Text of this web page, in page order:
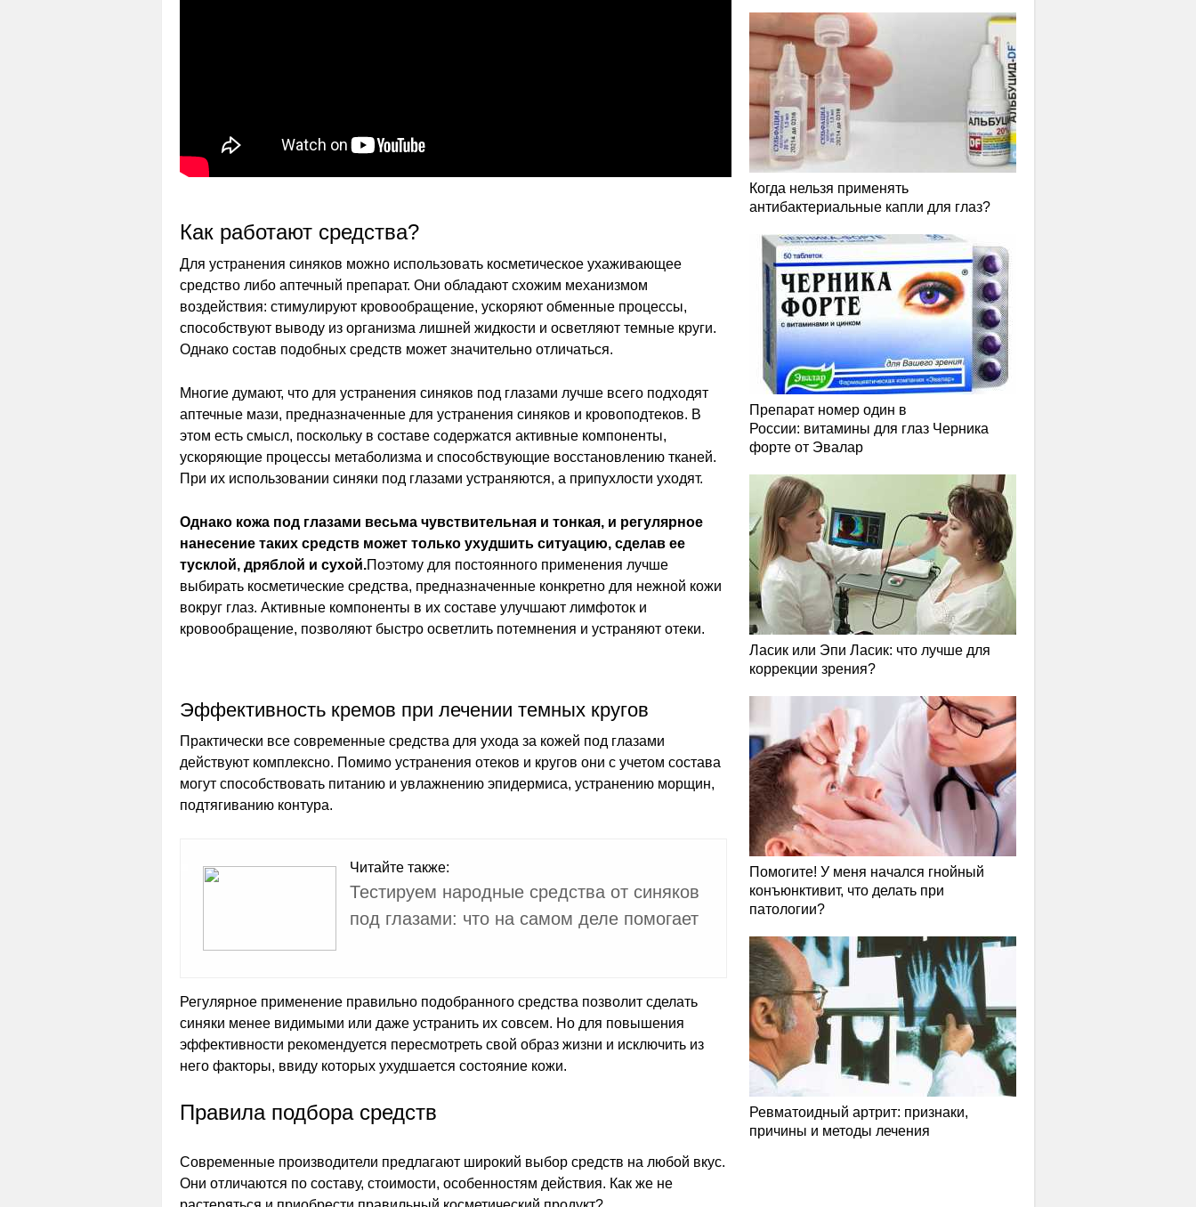
Как работают средства?
Для устранения синяков можно использовать косметическое ухаживающее
средство либо аптечный препарат. Они обладают схожим механизмом
воздействия: стимулируют кровообращение, ускоряют обменные процессы,
способствуют выводу из организма лишней жидкости и осветляют темные круги.
Однако состав подобных средств может значительно отличаться.
Многие думают, что для устранения синяков под глазами лучше всего подходят
аптечные мази, предназначенные для устранения синяков и кровоподтеков. В
этом есть смысл, поскольку в составе содержатся активные компоненты,
ускоряющие процессы метаболизма и способствующие восстановлению тканей.
При их использовании синяки под глазами устраняются, а припухлости уходят.
Однако кожа под глазами весьма чувствительная и тонкая, и регулярное
нанесение таких средств может только ухудшить ситуацию, сделав ее
тусклой, дряблой и сухой.Поэтому для постоянного применения лучше
выбирать косметические средства, предназначенные конкретно для нежной кожи
вокруг глаз. Активные компоненты в их составе улучшают лимфоток и
кровообращение, позволяют быстро осветлить потемнения и устраняют отеки.
Эффективность кремов при лечении темных кругов
Практически все современные средства для ухода за кожей под глазами
действуют комплексно. Помимо устранения отеков и кругов они с учетом состава
могут способствовать питанию и увлажнению эпидермиса, устранению морщин,
подтягиванию контура.
Читайте также:
Тестируем народные средства от синяков
под глазами: что на самом деле помогает
Регулярное применение правильно подобранного средства позволит сделать
синяки менее видимыми или даже устранить их совсем. Но для повышения
эффективности рекомендуется пересмотреть свой образ жизни и исключить из
него факторы, ввиду которых ухудшается состояние кожи.
Правила подбора средств
Современные производители предлагают широкий выбор средств на любой вкус.
Они отличаются по составу, стоимости, особенностям действия. Как же не
Когда нельзя применять
антибактериальные капли для глаз?
Препарат номер один в
России: витамины для глаз Черника
форте от Эвалар
Ласик или Эпи Ласик: что лучше для
коррекции зрения?
Помогите! У меня начался гнойный
конъюнктивит, что делать при
патологии?
Ревматоидный артрит: признаки,
причины и методы лечения